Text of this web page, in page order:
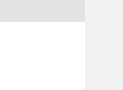
és kardántengelyen